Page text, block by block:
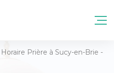
Horaire Prière à Sucy-en-Brie -